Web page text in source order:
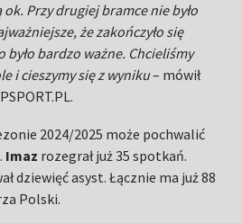
Przy drugiej bramce nie było
że zakończyło się
bardzo ważne. Chcieliśmy
i cieszymy się z wyniku– mówił
2024/2025 może pochwalić
Imaz rozegrał już 35 spotkań.
dziewięć asyst. Łącznie ma już 88
Polski.